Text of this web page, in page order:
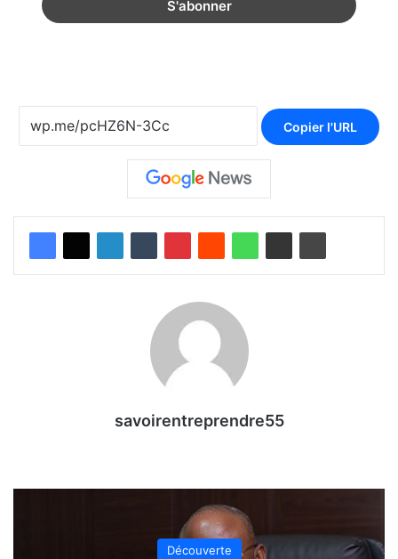
Copier l'URL
savoirentreprendre55
Découverte